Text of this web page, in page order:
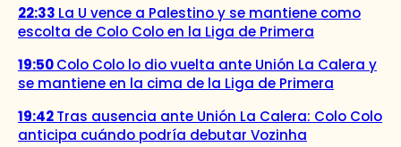
22:33 La U vence a Palestino y se mantiene como
escolta de Colo Colo en la Liga de Primera
19:50Colo Colo lo dio vuelta ante Unión La Calera y
se mantiene en la cima de la Liga de Primera
19:42Tras ausencia ante Unión La Calera: Colo Colo
anticipa cuándo podría debutar Vozinha